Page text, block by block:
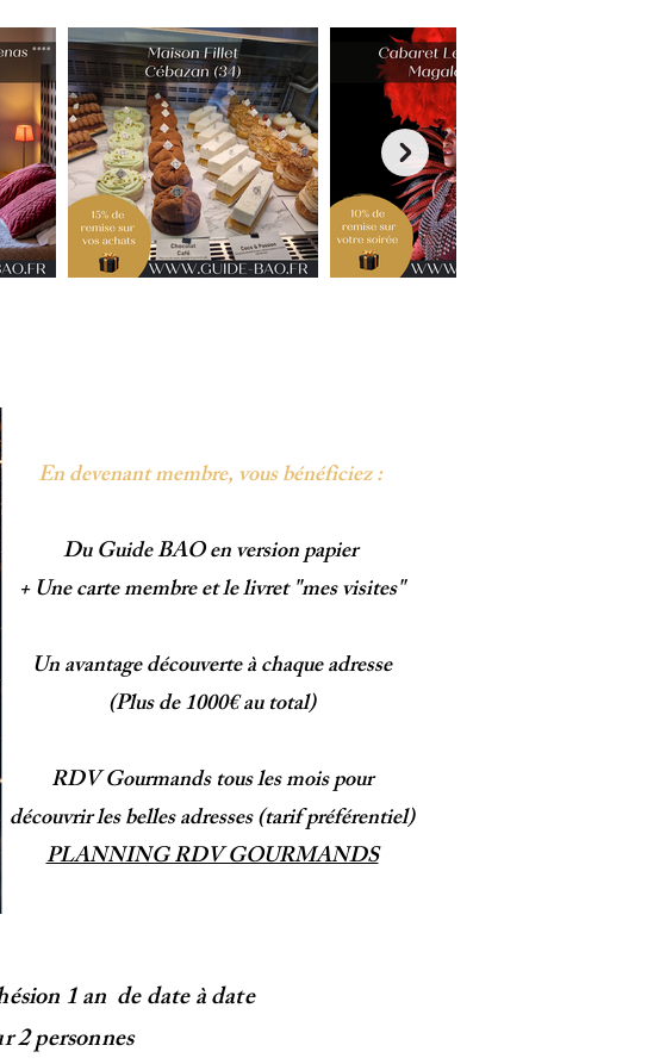
En devenant membre, vous bénéficiez :
Du Guide BAO en version papier
+ Une carte membre​ et le livret "mes visites"
Un avantage découverte à chaque adresse
(Plus de 1000€ au total)
RDV Gourmands tous les moispour
découvrir les belles adresses (tarif préférentiel)
PLANNING RDV GOURMANDS
1 an de date à date
2 personnes